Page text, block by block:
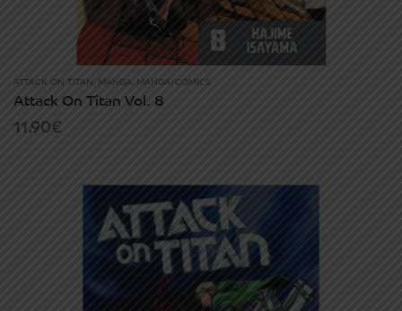
ATTACK ON TITAN MANGA, MANGA/COMICS
Attack On Titan Vol. 8
11.90€